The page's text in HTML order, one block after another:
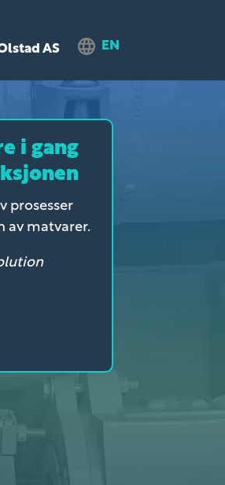
AS EN
i gang
prosesser
av matvarer.